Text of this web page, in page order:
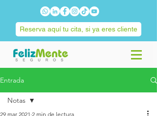
Reserva aquí tu cita, si ya eres cliente
Entrada
Notas
29 mar 2021 2 min de lectura